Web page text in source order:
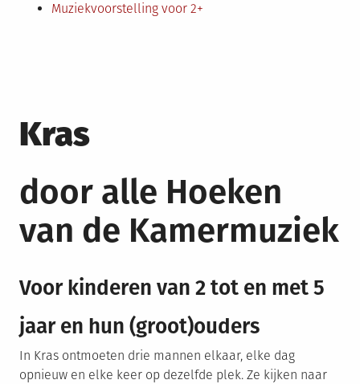
Muziekvoorstelling voor 2+
Kras
door alle Hoeken
van de Kamermuziek
Voor kinderen van 2 tot en met 5
jaar en hun (groot)ouders
In Kras ontmoeten drie mannen elkaar, elke dag
opnieuw en elke keer op dezelfde plek. Ze kijken naar